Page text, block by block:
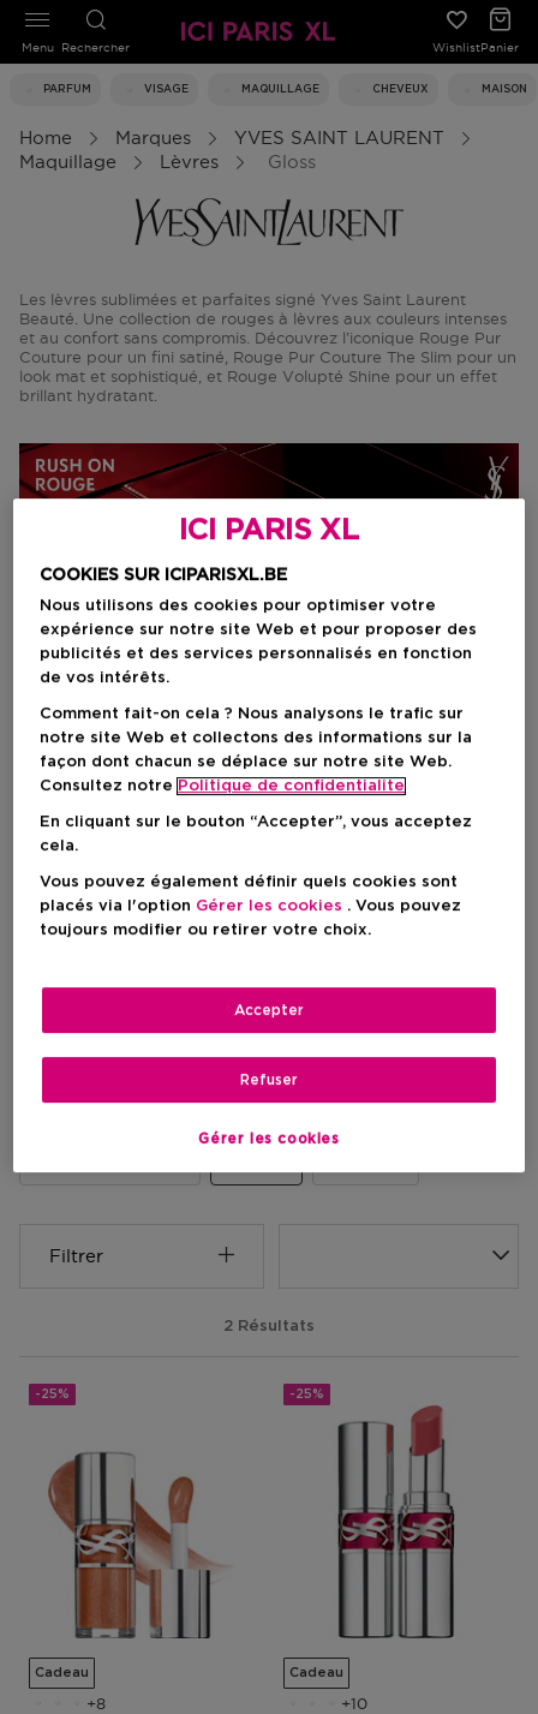
Rechercher WishlistPanier
PARFUM VISAGE MAQUILLAGE CHEVEUX MAISON
Menu
Home Marques
YVES SAINT LAURENT
Maquillage
Lèvres Gloss
Les lèvres sublimées et parfaites signé Yves Saint Laurent
Beauté. Une collection de rouges à lèvres aux couleurs intenses
et au confort sans compromis. Découvrez l’iconique Rouge Pur
Couture pour un fini satiné, Rouge Pur Couture The Slim pour un
look mat et sophistiqué, et Rouge Volupté Shine pour un effet
brillant hydratant.
black opium pink miniature
à l'achat de 90 € de produits d'Yves Saint Laurent*
Offre valable jusqu'au 23/08/2026 sur l'e-shop
non valable via le Click & Collect en parfumerie.
Photo non contractuelle. Offre non cumulable
avec d'autres promotions. 1 cadeau par client.
Non remboursable en espèces.
Filtrer
2 Résultats
-25%
8
Cadeau
-25%
10
Cadeau
ICI PARIS XL
COOKIES SUR ICIPARISXL.BE
Nous utilisons des cookies pour optimiser votre
expérience sur notre site Web et pour proposer des
publicités et des services personnalisés en fonction
de vos intérêts.
Comment fait-on cela ? Nous analysons le trafic sur
notre site Web et collectons des informations sur la
façon dont chacun se déplace sur notre site Web.
Consultez notre Politique de confidentialite
En cliquant sur le bouton “Accepter”, vous acceptez
cela.
Vous pouvez également définir quels cookies sont
placés via l'option Gérer les cookies . Vous pouvez
toujours modifier ou retirer votre choix.
Gérer les cookies
Refuser
Accepter